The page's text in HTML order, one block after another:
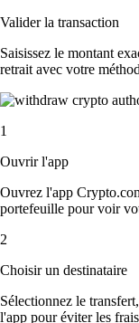
Valider la transaction
Saisissez le montant
retrait avec votre
1
Ouvrir l'app
Ouvrez l'app
portefeuille pour voir
2
Choisir un destinataire
Sélectionnez le
l'app pour éviter les